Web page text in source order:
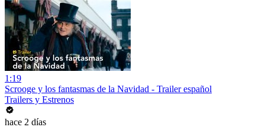
1:19
Scrooge y los fantasmas de la Navidad - Trailer español
Trailers y Estrenos
hace 2 días